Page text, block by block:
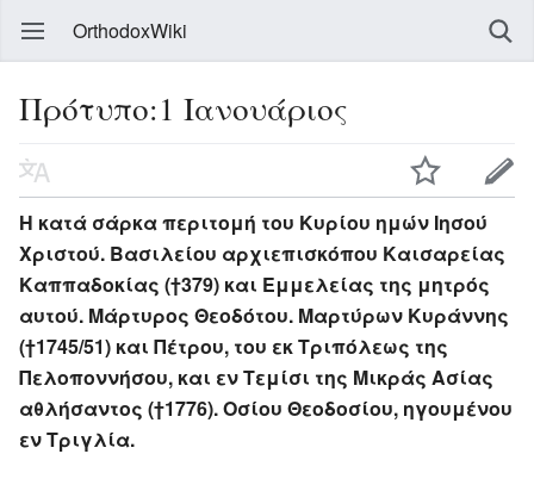
OrthodoxWiki
Πρότυπο:1 Ιανουάριος
Η κατά σάρκα περιτομή του Κυρίου ημών Ιησού
Χριστού. Βασιλείου αρχιεπισκόπου Καισαρείας
Καππαδοκίας (†379) και Εμμελείας της μητρός
αυτού. Μάρτυρος Θεοδότου. Μαρτύρων Κυράννης
(†1745/51) και Πέτρου, του εκ Τριπόλεως της
Πελοποννήσου, και εν Τεμίσι της Μικράς Ασίας
αθλήσαντος (†1776). Οσίου Θεοδοσίου, ηγουμένου
εν Τριγλία.